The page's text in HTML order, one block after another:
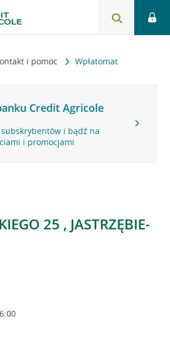
i pomoc Wpłatomat
Credit Agricole
subskrybentów i bądź na
i promocjami
25 , JASTRZĘBIE-